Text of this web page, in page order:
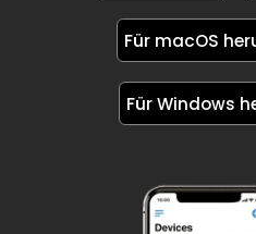
Für macOS
Für Windows